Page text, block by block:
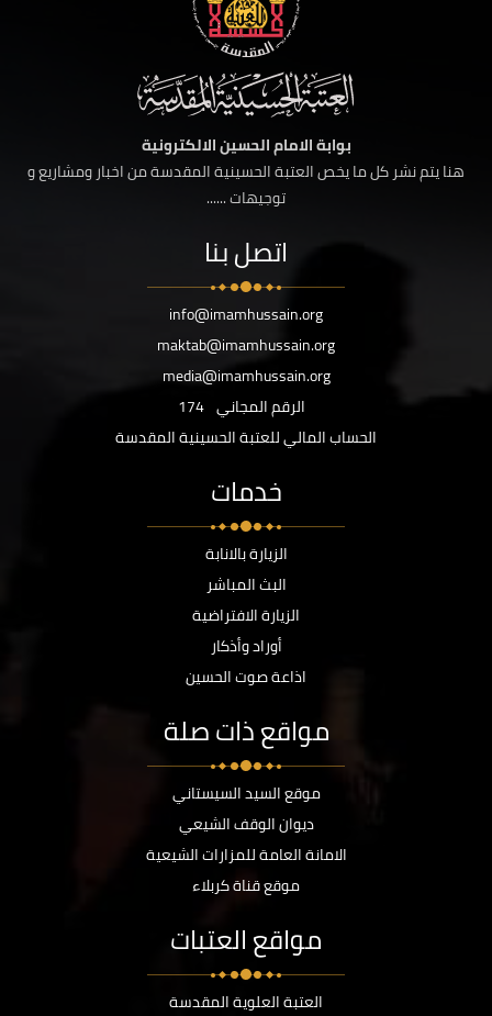
بوابة الامام الحسين الالكترونية
هنا يتم نشر كل ما يخص العتبة الحسينية المقدسة من اخبار ومشاريع و
توجيهات ......
اتصل بنا
info@imamhussain.org
maktab@imamhussain.org
media@imamhussain.org
الرقم المجاني 174
الحساب المالي للعتبة الحسينية المقدسة
خدمات
الزيارة بالانابة
البث المباشر
الزيارة الافتراضية
أوراد وأذكار
اذاعة صوت الحسين
مواقع ذات صلة
موقع السيد السيستاني
ديوان الوقف الشيعي
الامانة العامة للمزارات الشيعية
موقع قناة كربلاء
مواقع العتبات
العتبة العلوية المقدسة